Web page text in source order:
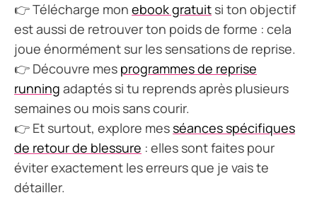
👉 Télécharge mon ebook gratuit si ton objectif
est aussi de retrouver ton poids de forme : cela
joue énormément sur les sensations de reprise.
👉 Découvre mes programmes de reprise
running adaptés si tu reprends après plusieurs
semaines ou mois sans courir.
👉 Et surtout, explore messéances spécifiques
de retour de blessure : elles sont faites pour
éviter exactement les erreurs que je vais te
détailler.